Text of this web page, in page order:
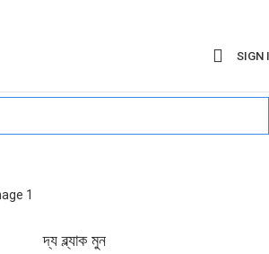
SIGN
দ্য ব্ল্যাক মুন